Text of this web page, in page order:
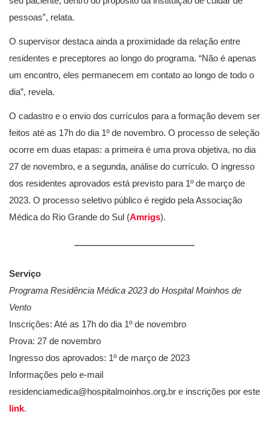
pessoas”, relata.
O supervisor destaca ainda a proximidade da relação entre
residentes e preceptores ao longo do programa. “Não é apenas
um encontro, eles permanecem em contato ao longo de todo o
dia”, revela.
O cadastro e o envio dos currículos para a formação devem ser
feitos até as 17h do dia 1º de novembro. O processo de seleção
ocorre em duas etapas: a primeira é uma prova objetiva, no dia
27 de novembro, e a segunda, análise do currículo. O ingresso
dos residentes aprovados está previsto para 1º de março de
2023. O processo seletivo público é regido pela Associação
Médica do Rio Grande do Sul (Amrigs).
Serviço
Programa Residência Médica 2023 do Hospital Moinhos de
Vento
Inscrições: Até as 17h do dia 1º de novembro
Prova: 27 de novembro
Ingresso dos aprovados: 1º de março de 2023
Informações pelo e-mail
residenciamedica@hospitalmoinhos.org.br e inscrições por este
link.